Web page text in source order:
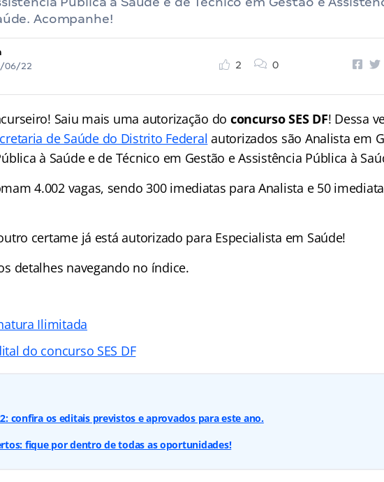
Acompanhe!
06/22
2 0
Saiu mais uma autorização do concurso SES DF! Dessa
de Saúde do Distrito Federal autorizados são Analista em
à Saúde e de Técnico em Gestão e Assistência Pública à
4.002 vagas, sendo 300 imediatas para Analista e 50
certame já está autorizado para Especialista em Saúde!
detalhes navegando no índice.
Ilimitada
do concurso SES DF
confira os editais previstos e aprovados para este ano.
fique por dentro de todas as oportunidades!